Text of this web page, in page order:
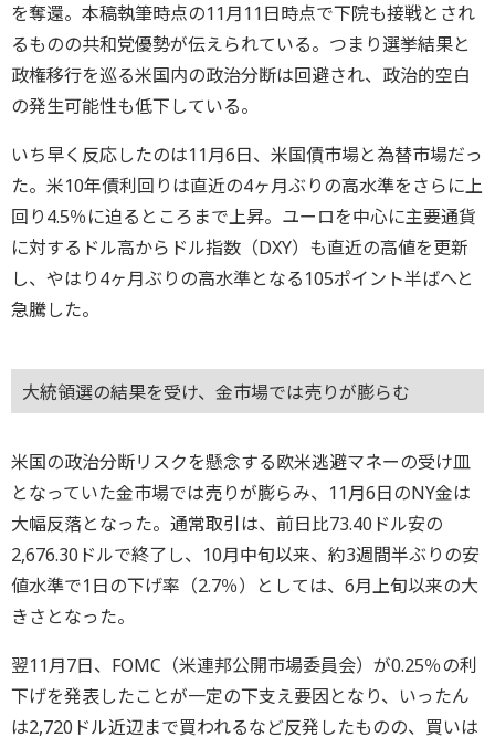
を奪還。本稿執筆時点の11月11日時点で下院も接戦とされ
るものの共和党優勢が伝えられている。つまり選挙結果と
政権移行を巡る米国内の政治分断は回避され、政治的空白
の発生可能性も低下している。
いち早く反応したのは11月6日、米国債市場と為替市場だっ
た。米10年債利回りは直近の4ヶ月ぶりの高水準をさらに上
回り4.5％に迫るところまで上昇。ユーロを中心に主要通貨
に対するドル高からドル指数（DXY）も直近の高値を更新
し、やはり4ヶ月ぶりの高水準となる105ポイント半ばへと
急騰した。
大統領選の結果を受け、金市場では売りが膨らむ
米国の政治分断リスクを懸念する欧米逃避マネーの受け皿
となっていた金市場では売りが膨らみ、11月6日のNY金は
大幅反落となった。通常取引は、前日比73.40ドル安の
2,676.30ドルで終了し、10月中旬以来、約3週間半ぶりの安
値水準で1日の下げ率（2.7％）としては、6月上旬以来の大
きさとなった。
翌11月7日、FOMC（米連邦公開市場委員会）が0.25％の利
下げを発表したことが一定の下支え要因となり、いったん
は2,720ドル近辺まで買われるなど反発したものの、買いは